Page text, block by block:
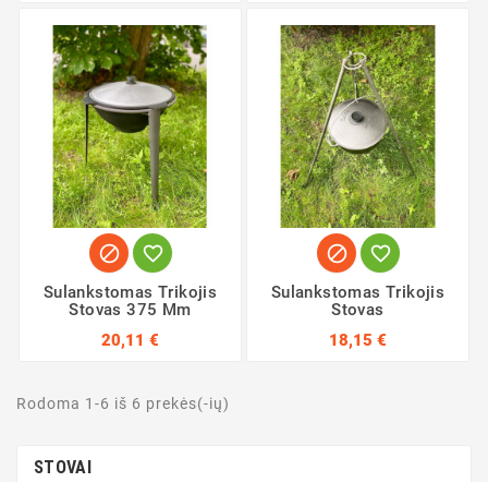
 
Sulankstomas Trikojis
Stovas 375 Mm
20,11 €
 
Sulankstomas Trikojis
Stovas
18,15 €
Rodoma 1-6 iš 6 prekės(-ių)
STOVAI